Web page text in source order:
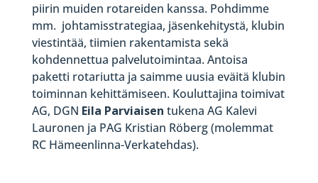
piirin muiden rotareiden kanssa. Pohdimme
mm. johtamisstrategiaa, jäsenkehitystä, klubin
viestintää, tiimien rakentamista sekä
kohdennettua palvelutoimintaa. Antoisa
paketti rotariutta ja saimme uusia eväitä klubin
toiminnan kehittämiseen. Kouluttajina toimivat
AG, DGN Eila Parviaisen tukena AG Kalevi
Lauronen ja PAG Kristian Röberg (molemmat
RC Hämeenlinna-Verkatehdas).